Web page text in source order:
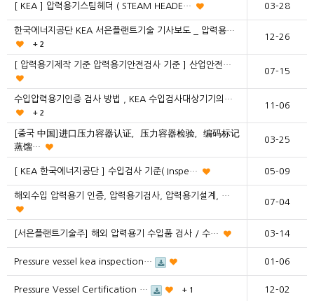
[ KEA ] 압력용기스팀헤더 ( STEAM HEADE… 03-28
한국에너지공단 KEA 서은플랜트기술 기사보도 _ 압력용…
+ 2
12-26
[ 압력용기제작 기준 압력용기안전검사 기준 ] 산업안전…
07-15
수입압력용기인증 검사 방법 , KEA 수입검사대상기기의…
+ 2
11-06
[중국 中国]进口压力容器认证，压力容器检验，编码标记
蒸馏…
03-25
[ KEA 한국에너지공단 ] 수입검사 기준( Inspe… 05-09
해외수입 압력용기 인증, 압력용기검사, 압력용기설계, …
07-04
[서은플랜트기술주] 해외 압력용기 수입품 검사 / 수… 03-14
Pressure vessel kea inspection… 01-06
Pressure Vessel Certification … + 1 12-02